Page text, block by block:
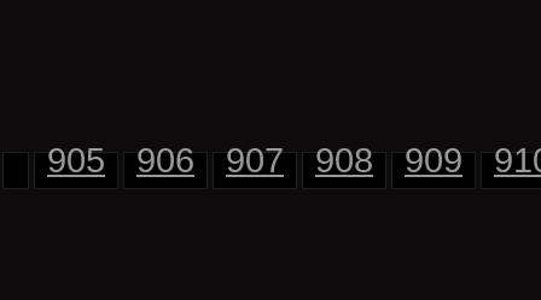
905 906 907 908 909